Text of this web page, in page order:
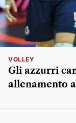
VOLLEY
Gli azzurri
allenamento